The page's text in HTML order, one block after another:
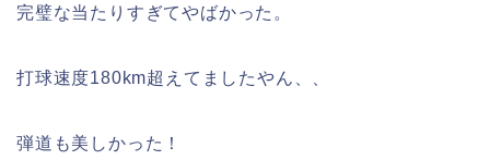
完璧な当たりすぎてやばかった。
打球速度180km超えてましたやん、、
弾道も美しかった！